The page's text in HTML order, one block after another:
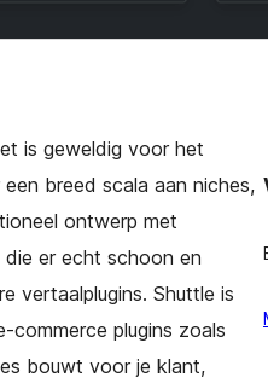
is geweldig voor het
breed scala aan niches,
ontwerp met
er echt schoon en
vertaalplugins. Shuttle is
plugins zoals
bouwt voor je klant,